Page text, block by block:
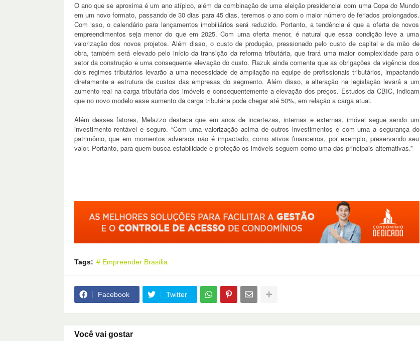
O ano que se aproxima é um ano atípico, além da combinação de uma eleição presidencial com uma Copa do Mundo
em um novo formato, passando de 30 dias para 45 dias, teremos o ano com o maior número de feriados prolongados.
Com isso, o calendário para lançamentos imobiliários será reduzido. Portanto, a tendência é que a oferta de novos
empreendimentos seja menor do que em 2025. Com uma oferta menor, é natural que essa condição leve a uma
valorização dos novos projetos. Além disso, o custo de produção, pressionado pelo custo de capital e da mão de
obra, também será elevado pelo início da transição da reforma tributária, que trará uma maior complexidade para o
setor da construção e uma consequente elevação do custo. Razuk ainda comenta que as obrigações da vigência dos
dois regimes tributários levarão a uma necessidade de ampliação na equipe de profissionais tributários, impactando
diretamente a estrutura de custos das empresas do segmento. Além disso, a alteração na legislação levará a um
aumento real na carga tributária dos imóveis e consequentemente a elevação dos preços. Estudos da CBIC, indicam
que no novo modelo esse aumento da carga tributária pode chegar até 50%, em relação a carga atual.
Além desses fatores, Melazzo destaca que em anos de incertezas, internas e externas, imóvel segue sendo um
investimento rentável e seguro. “Com uma valorização acima de outros investimentos e com uma a segurança do
patrimônio, que em momentos adversos não é impactado, como ativos financeiros, por exemplo, preservando seu
valor. Portanto, para quem busca estabilidade e proteção os imóveis seguem como uma das principais alternativas.”
Tags: # Empreender Brasília
Facebook Twitter
Você vai gostar